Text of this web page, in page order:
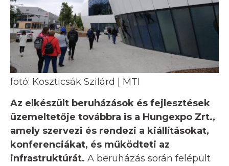
fotó: Koszticsák Szilárd | MTI
Az elkészült beruházások és fejlesztések
üzemeltetője továbbra is a Hungexpo Zrt.,
amely szervezi és rendezi a kiállításokat,
konferenciákat, és működteti az
infrastruktúrát. A beruházás során felépült